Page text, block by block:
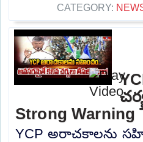
CATEGORY:
Strong Warning
YCP అరాచకాలను